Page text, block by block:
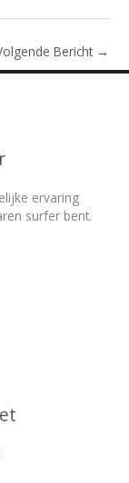
Bericht →
ervaring
surfer bent.